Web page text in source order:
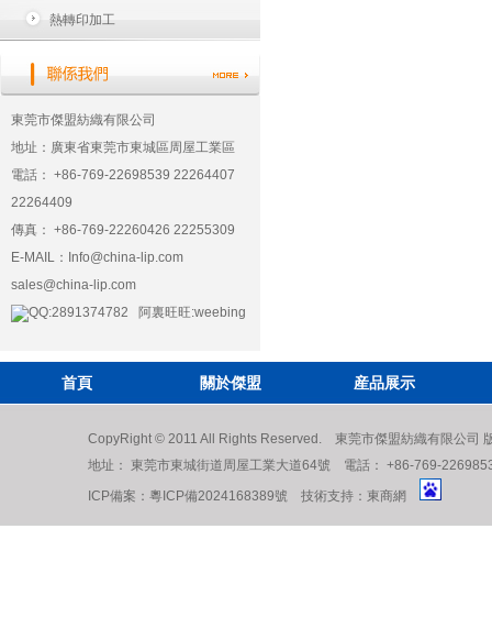
熱轉印加工
東莞市傑盟紡織有限公司
地址：廣東省東莞市東城區周屋工業區
電話： +86-769-22698539 22264407
22264409
傳真： +86-769-22260426 22255309
E-MAIL： Info@china-lip.com
sales@china-lip.com
QQ:2891374782 阿裏旺旺:weebing
首頁 關於傑盟 産品展示
CopyRight © 2011 All Rights Reserved. 東莞市傑盟紡織有限公司
地址： 東莞市東城街道周屋工業大道64號 電話： +86-769-
ICP備案： 粵ICP備2024168389號 技術支持： 東商網